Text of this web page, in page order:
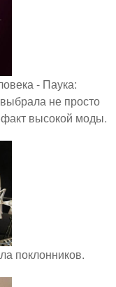
- Паука:
не просто
высокой моды.
поклонников.